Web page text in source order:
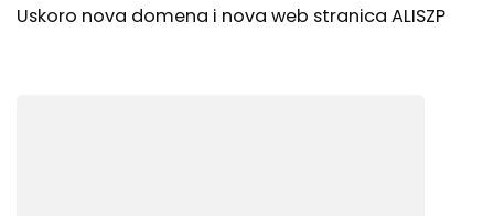
Uskoro nova domena i nova web stranica ALISZP